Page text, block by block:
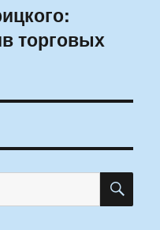
торговых